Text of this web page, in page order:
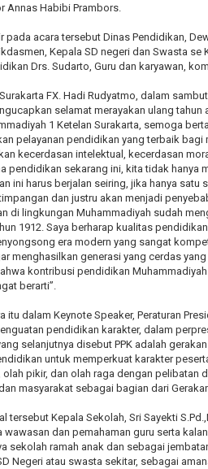
Annas Habibi Prambors.
pada acara tersebut Dinas Pendidikan,
Kepala SD negeri dan Swasta se
Drs. Sudarto, Guru dan karyawan,
FX. Hadi Rudyatmo, dalam
selamat merayakan ulang
1 Ketelan Surakarta, semoga
pelayanan pendidikan yang terbaik bagi
kecerdasan intelektual, kecerdasan
pendidikan sekarang ini, kita tidak hanya
ini harus berjalan seiring, jika hanya satu
dan justru akan menjadi
di lingkungan Muhammadiyah sudah
1912. Saya berharap kualitas
era modern yang sangat
menghasilkan generasi yang cerdas
kontribusi pendidikan
berarti”.
itu dalam Keynote Speaker, Peraturan
pendidikan karakter, dalam
selanjutnya disebut PPK adalah
untuk memperkuat karakter
olah pikir, dan olah raga dengan pelibatan
masyarakat sebagai bagian dari
tersebut Kepala Sekolah, Sri Sayekti
wawasan dan pemahaman guru serta
sekolah ramah anak dan sebagai
Negeri atau swasta sekitar, sebagai